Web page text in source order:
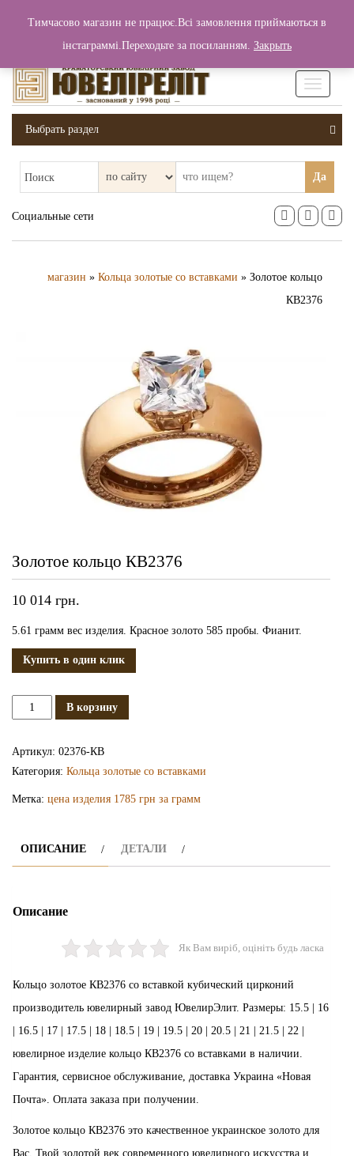
Вход / Регистрация 0 грн.
Выбрать раздел
Поиск Да
Социальные сети
магазин » Кольца золотые со вставками » Золотое кольцо
КВ2376
Золотое кольцо КВ2376
10 014 грн.
5.61 грамм вес изделия. Красное золото 585 пробы. Фианит.
Купить в один клик
КоличествоВ корзину
Артикул: 02376-КВ
Категория: Кольца золотые со вставками
Метка: цена изделия 1785 грн за грамм
ОПИСАНИЕ ДЕТАЛИ
Описание
Як Вам виріб, оцініть будь ласка
Кольцо золотое КВ2376 со вставкой кубический цирконий
производитель ювелирный завод ЮвелирЭлит. Размеры: 15.5 | 16
| 16.5 | 17 | 17.5 | 18 | 18.5 | 19 | 19.5 | 20 | 20.5 | 21 | 21.5 | 22 |
ювелирное изделие кольцо КВ2376 со вставками в наличии.
Гарантия, сервисное обслуживание, доставка Украина «Новая
Почта». Оплата заказа при получении.
Золотое кольцо КВ2376 это качественное украинское золото для
Вас. Твой золотой век современного ювелирного искусства и
Тимчасово магазин не працює.Всі замовлення приймаються в
інстаграммі.Переходьте за посиланням. Закрыть